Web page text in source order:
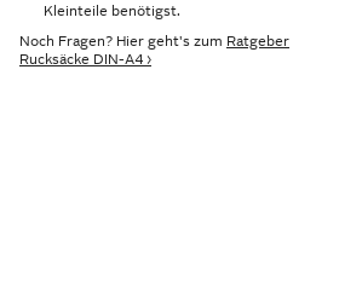
Kleinteile benötigst.
Noch Fragen? Hier geht's zum Ratgeber
Rucksäcke DIN-A4 ›